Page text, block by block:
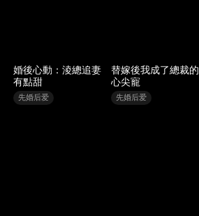
婚後心動：淩總追妻
有點甜
先婚后爱
替嫁後我成了總裁的
心尖寵
先婚后爱